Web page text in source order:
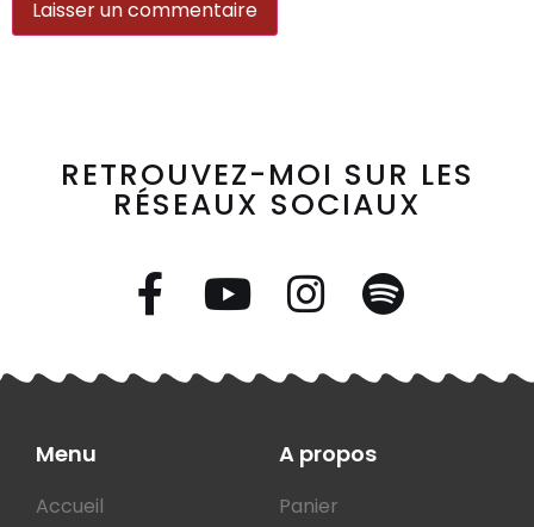
RETROUVEZ-MOI SUR LES
RÉSEAUX SOCIAUX
Menu
Accueil
A propos
Panier